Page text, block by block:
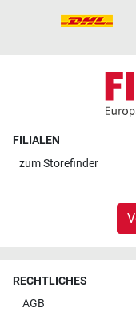
FILIALEN
zumStorefinder
RECHTLICHES
AGB